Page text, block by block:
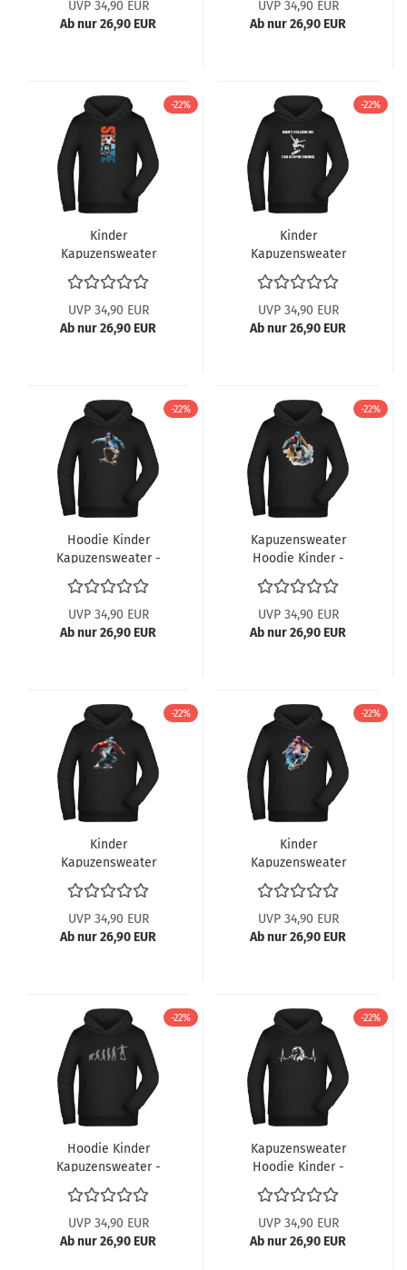
UVP 34,90 EUR
Ab nur 26,90 EUR
UVP 34,90 EUR
Ab nur 26,90 EUR
-22%
Kinder
Kapuzensweater
Hoodie - Springender
Skater vor buntem
Skate Schriftzug
UVP 34,90 EUR
Ab nur 26,90 EUR
-22%
Kinder
Kapuzensweater
Hoodie - Skater Don't
follow me Print
UVP 34,90 EUR
Ab nur 26,90 EUR
-22%
Hoodie Kinder
Kapuzensweater -
springender
Skateboarder in
Ölfarben
UVP 34,90 EUR
Ab nur 26,90 EUR
-22%
Kapuzensweater
Hoodie Kinder -
springender
Skateboarder in
Ölfarbenoptik
UVP 34,90 EUR
Ab nur 26,90 EUR
-22%
Kinder
Kapuzensweater
Hoodie - Springender
Skater mit roter Jacke
UVP 34,90 EUR
Ab nur 26,90 EUR
-22%
Kinder
Kapuzensweater
Hoodie - cooler
springender Skater
UVP 34,90 EUR
Ab nur 26,90 EUR
-22%
Hoodie Kinder
Kapuzensweater -
Evolution vom Affen
zum Skater
UVP 34,90 EUR
Ab nur 26,90 EUR
-22%
Kapuzensweater
Hoodie Kinder -
Herzschlaglinie mit
Pferdekopf
UVP 34,90 EUR
Ab nur 26,90 EUR